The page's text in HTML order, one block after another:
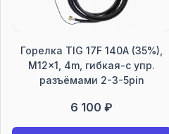
Горелка TIG 17F 140A (35%),
M12x1, 4m, гибкая-с упр.
разъёмами 2-3-5pin
6 100 ₽